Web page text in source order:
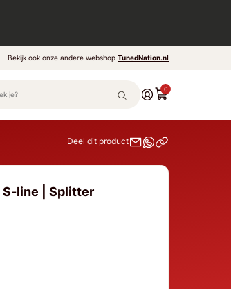
Bekijk ook onze andere webshopTunedNation.nl
0
Deel dit product
S-line | Splitter